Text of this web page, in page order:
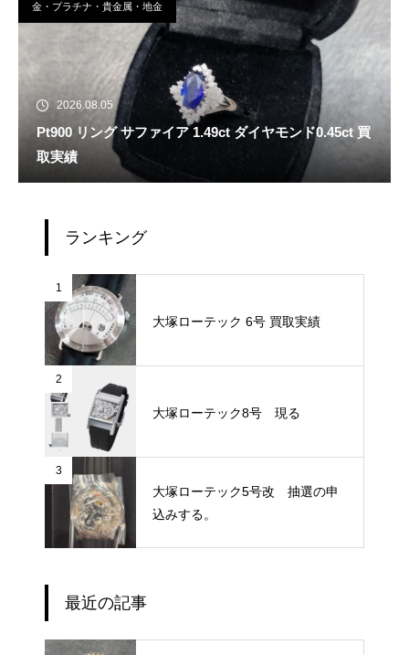
金・プラチナ・貴金属・地金
2026.08.05
Pt900 リング サファイア 1.49ct ダイヤモンド0.45ct 買
取実績
ランキング
1
大塚ローテック 6号 買取実績
2
大塚ローテック8号 現る
3
大塚ローテック5号改 抽選の申
込みする。
最近の記事